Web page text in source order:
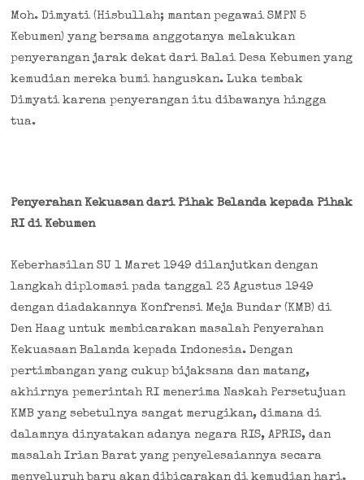
Moh. Dimyati (Hisbullah; mantan pegawai SMPN 5
Kebumen) yang bersama anggotanya melakukan
penyerangan jarak dekat dari Balai Desa Kebumen yang
kemudian mereka bumi hanguskan. Luka tembak
Dimyati karena penyerangan itu dibawanya hingga
tua.
Penyerahan Kekuasan dari Pihak Belanda kepada Pihak
RI di Kebumen
Keberhasilan SU 1 Maret 1949 dilanjutkan dengan
langkah diplomasi pada tanggal 23 Agustus 1949
dengan diadakannya Konfrensi Meja Bundar (KMB) di
Den Haag untuk membicarakan masalah Penyerahan
Kekuasaan Balanda kepada Indonesia. Dengan
pertimbangan yang cukup bijaksana dan matang,
akhirnya pemerintah RI menerima Naskah Persetujuan
KMB yang sebetulnya sangat merugikan, dimana di
dalamnya dinyatakan adanya negara RIS, APRIS, dan
masalah Irian Barat yang penyelesaiannya secara
menyeluruh baru akan dibicarakan di kemudian hari.